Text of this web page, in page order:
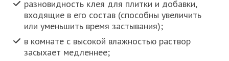
разновидность клея для плитки и добавки,
входящие в его состав (способны увеличить
или уменьшить время застывания);
в комнате с высокой влажностью раствор
засыхает медленнее;